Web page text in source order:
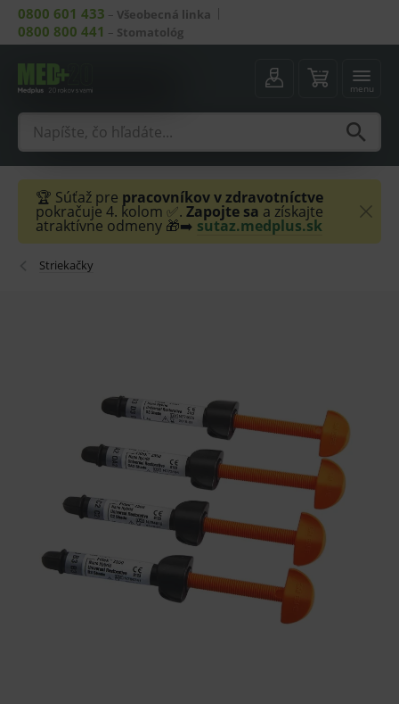
0800 601 433 – Všeobecná linka
0800 800 441 – Stomatológ
menu
🏆 Súťaž pre pracovníkov v zdravotníctve
pokračuje 4. kolom ✅. Zapojte sa a získajte
atraktívne odmeny 🎁➡️ sutaz.medplus.sk
Striekačky